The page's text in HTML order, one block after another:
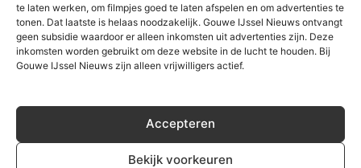
te laten werken, om filmpjes goed te laten afspelen en om advertenties te
tonen. Dat laatste is helaas noodzakelijk. Gouwe IJssel Nieuws ontvangt
geen subsidie waardoor er alleen inkomsten uit advertenties zijn. Deze
inkomsten worden gebruikt om deze website in de lucht te houden. Bij
Gouwe IJssel Nieuws zijn alleen vrijwilligers actief.
Accepteren
Bekijk voorkeuren
Gerelateerd
Waarschuwing voor
nepzorgmedewerkers in
Moerkapelle